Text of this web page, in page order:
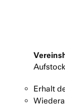
Erhalt